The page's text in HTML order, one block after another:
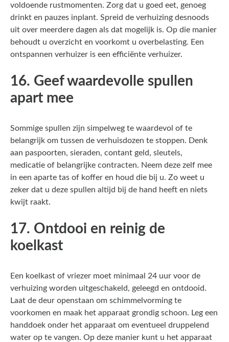
voldoende rustmomenten. Zorg dat u goed eet, genoeg
drinkt en pauzes inplant. Spreid de verhuizing desnoods
uit over meerdere dagen als dat mogelijk is. Op die manier
behoudt u overzicht en voorkomt u overbelasting. Een
ontspannen verhuizer is een efficiënte verhuizer.
16. Geef waardevolle spullen
apart mee
Sommige spullen zijn simpelweg te waardevol of te
belangrijk om tussen de verhuisdozen te stoppen. Denk
aan paspoorten, sieraden, contant geld, sleutels,
medicatie of belangrijke contracten. Neem deze zelf mee
in een aparte tas of koffer en houd die bij u. Zo weet u
zeker dat u deze spullen altijd bij de hand heeft en niets
kwijt raakt.
17. Ontdooi en reinig de
koelkast
Een koelkast of vriezer moet minimaal 24 uur voor de
verhuizing worden uitgeschakeld, geleegd en ontdooid.
Laat de deur openstaan om schimmelvorming te
voorkomen en maak het apparaat grondig schoon. Leg een
handdoek onder het apparaat om eventueel druppelend
water op te vangen. Op deze manier kunt u het apparaat